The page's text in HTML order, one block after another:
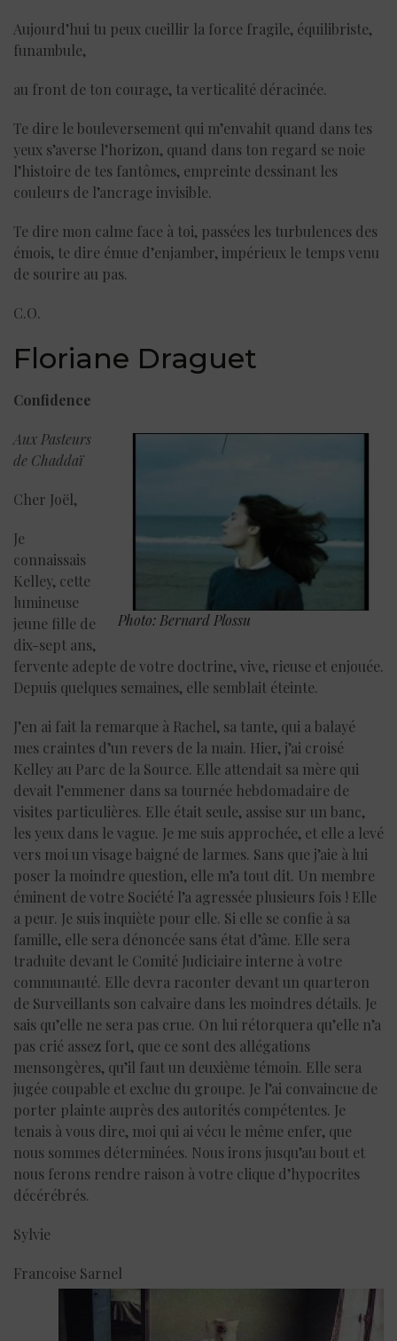
Aujourd’hui tu peux cueillir la force fragile, équilibriste,
funambule,
au front de ton courage, ta verticalité déracinée.
Te dire le bouleversement qui m’envahit quand dans tes
yeux s’averse l’horizon, quand dans ton regard se noie
l’histoire de tes fantômes, empreinte dessinant les
couleurs de l’ancrage invisible.
Te dire mon calme face à toi, passées les turbulences des
émois, te dire émue d’enjamber, impérieux le temps venu
de sourire au pas.
C.O.
Floriane Draguet
Confidence
Photo: Bernard Plossu
Aux Pasteurs
de Chaddaï
Cher Joël,
Je
connaissais
Kelley, cette
lumineuse
jeune fille de
dix-sept ans,
fervente adepte de votre doctrine, vive, rieuse et enjouée.
Depuis quelques semaines, elle semblait éteinte.
J’en ai fait la remarque à Rachel, sa tante, qui a balayé
mes craintes d’un revers de la main. Hier, j’ai croisé
Kelley au Parc de la Source. Elle attendait sa mère qui
devait l’emmener dans sa tournée hebdomadaire de
visites particulières. Elle était seule, assise sur un banc,
les yeux dans le vague. Je me suis approchée, et elle a levé
vers moi un visage baigné de larmes. Sans que j’aie à lui
poser la moindre question, elle m’a tout dit. Un membre
éminent de votre Société l’a agressée plusieurs fois ! Elle
a peur. Je suis inquiète pour elle. Si elle se confie à sa
famille, elle sera dénoncée sans état d’âme. Elle sera
traduite devant le Comité Judiciaire interne à votre
communauté. Elle devra raconter devant un quarteron
de Surveillants son calvaire dans les moindres détails. Je
sais qu’elle ne sera pas crue. On lui rétorquera qu’elle n’a
pas crié assez fort, que ce sont des allégations
mensongères, qu’il faut un deuxième témoin. Elle sera
jugée coupable et exclue du groupe. Je l’ai convaincue de
porter plainte auprès des autorités compétentes. Je
tenais à vous dire, moi qui ai vécu le même enfer, que
nous sommes déterminées. Nous irons jusqu’au bout et
nous ferons rendre raison à votre clique d’hypocrites
décérébrés.
Sylvie
Francoise Sarnel